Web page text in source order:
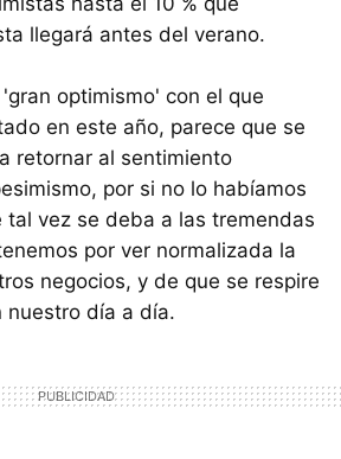
llegará antes del verano.
optimismo' con el que
en este año, parece que se
retornar al sentimiento
por si no lo habíamos
tal vez se deba a las tremendas
por ver normalizada la
negocios, y de que se respire
nuestro día a día.